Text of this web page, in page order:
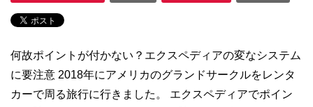
何故ポイントが付かない？エクスペディアの変なシステム
に要注意 2018年にアメリカのグランドサークルをレンタ
カーで周る旅行に行きました。 エクスペディアでポイン